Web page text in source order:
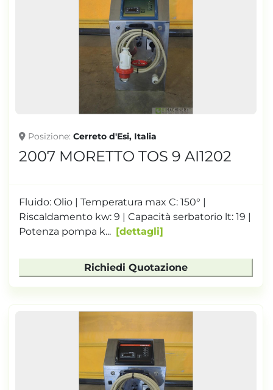
Posizione Cerreto d'Esi, Italia
2007 MORETTO TOS 9 AI1202
Fluido: Olio | Temperatura max C: 150° |
Riscaldamento kw: 9 | Capacità serbatorio lt: 19 |
Potenza pompa k...
dettagli
Richiedi Quotazione